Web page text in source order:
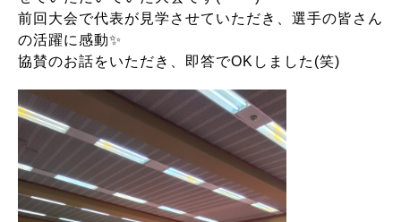
前回大会で代表が見学させていただき、選手の皆さん
の活躍に感動✨
協賛のお話をいただき、即答でOKしました(笑)